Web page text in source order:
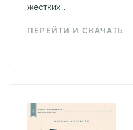
жёстких...
ПЕРЕЙТИ И СКАЧАТЬ